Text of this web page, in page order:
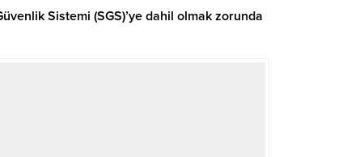
Sistemi (SGS)’ye dahil olmak zorunda